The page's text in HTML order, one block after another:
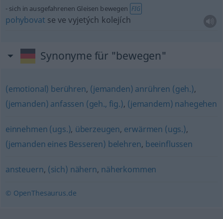
sich in ausgefahrenen Gleisen bewegen FIG
pohybovat se ve vyjetých kolejích
Synonyme für "bewegen"
(emotional) berühren, (jemanden) anrühren (geh.),
(jemanden) anfassen (geh., fig.), (jemandem) nahegehen
einnehmen (ugs.), überzeugen, erwärmen (ugs.),
(jemanden eines Besseren) belehren, beeinflussen
ansteuern, (sich) nähern, näherkommen
© OpenThesaurus.de